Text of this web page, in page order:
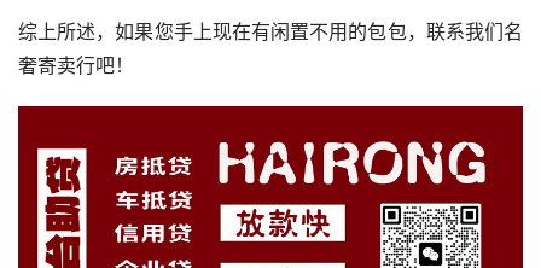
综上所述，如果您手上现在有闲置不用的包包，联系我们名
奢寄卖行吧！